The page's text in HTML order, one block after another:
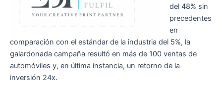
del 48% sin
precedentes
en
comparación con el estándar de la industria del 5%, la
galardonada campaña resultó en más de 100 ventas de
automóviles y, en última instancia, un retorno de la
inversión 24x.